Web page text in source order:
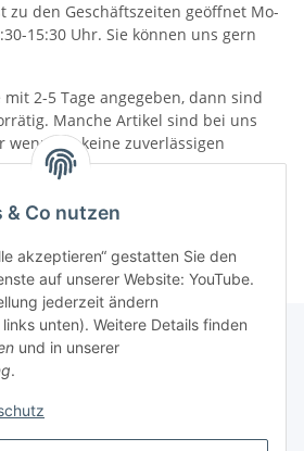
& Co nutzen
akzeptieren“ gestatten Sie den
auf unserer Website: YouTube.
jederzeit ändern
unten). Weitere Details finden
und in unserer
.
zu den Geschäftszeiten geöffnet Mo-
15:30 Uhr. Sie können uns gern
2-5 Tage angegeben, dann sind
Manche Artikel sind bei uns
wir keine zuverlässigen